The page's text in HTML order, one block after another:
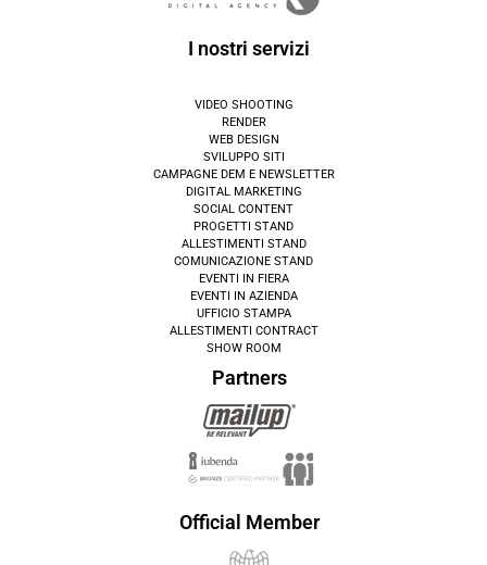
I nostri servizi
VIDEO SHOOTING
RENDER
WEB DESIGN
SVILUPPO SITI
CAMPAGNE DEM E NEWSLETTER
DIGITAL MARKETING
SOCIAL CONTENT
PROGETTI STAND
ALLESTIMENTI STAND
COMUNICAZIONE STAND
EVENTI IN FIERA
EVENTI IN AZIENDA
UFFICIO STAMPA
ALLESTIMENTI CONTRACT
SHOW ROOM
Partners
Official Member